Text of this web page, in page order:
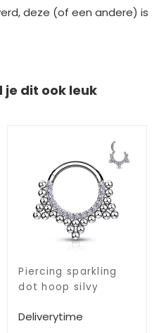
deze (of een andere) is
je dit ook leuk
Piercing sparkling
dot hoop silvy
Deliverytime